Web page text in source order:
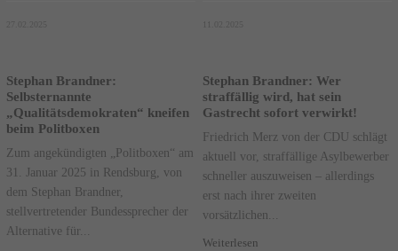
Stephan Brandner:
Selbsternannte
„Qualitätsdemokraten“ kneifen
beim Politboxen
Zum angekündigten „Politboxen“ am
31. Januar 2025 in Rendsburg, von
dem Stephan Brandner,
stellvertretender Bundessprecher der
Alternative für...
Stephan Brandner: Wer
straffällig wird, hat sein
Gastrecht sofort verwirkt!
Friedrich Merz von der CDU schlägt
aktuell vor, straffällige Asylbewerber
schneller auszuweisen – allerdings
erst nach ihrer zweiten
vorsätzlichen...
Weiterlesen